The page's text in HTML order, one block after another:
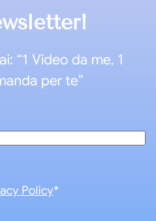
“1 Video da me, 1
per te”
Policy*